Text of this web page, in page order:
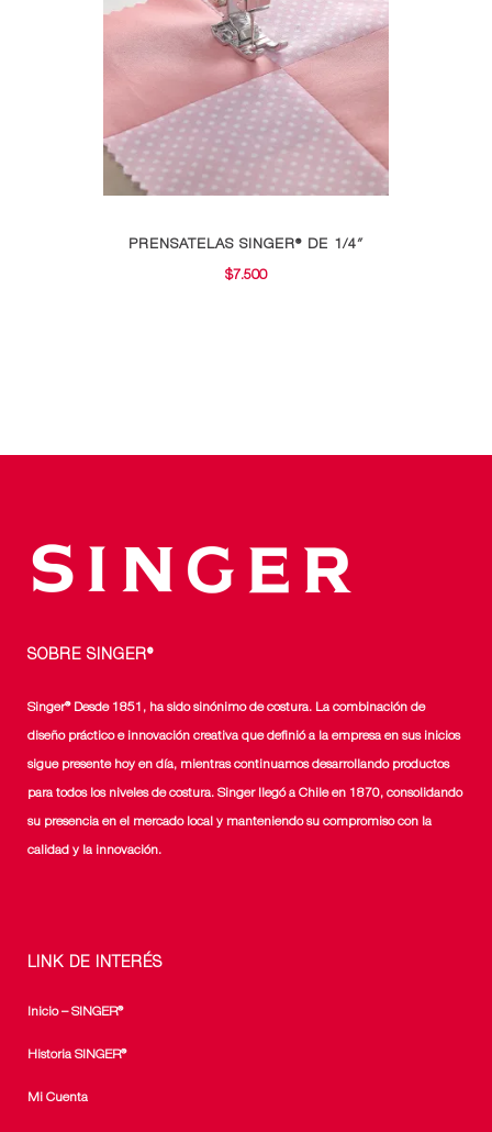
pueden
elegir
en
página
de
producto
PRENSATELAS SINGER® DE 1/4″
$7.500
SOBRE SINGER®
Singer® Desde 1851, ha sido sinónimo de costura. La combinación de
diseño práctico e innovación creativa que definió a la empresa en sus inicios
sigue presente hoy en día, mientras continuamos desarrollando productos
para todos los niveles de costura. Singer llegó a Chile en 1870, consolidando
su presencia en el mercado local y manteniendo su compromiso con la
calidad y la innovación.
LINK DE INTERÉS
Inicio – SINGER®
Historia SINGER®
Mi Cuenta